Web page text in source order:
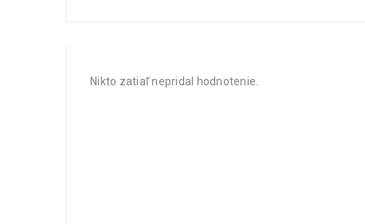
Nikto zatiaľ nepridal hodnotenie.